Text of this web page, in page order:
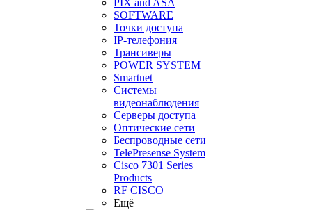
PIX and ASA
SOFTWARE
Точки доступа
IP-телефония
Трансиверы
POWER SYSTEM
Smartnet
Системы
видеонаблюдения
Серверы доступа
Оптические сети
Беспроводные сети
TelePresense System
Cisco 7301 Series
Products
RF CISCO
Ещё